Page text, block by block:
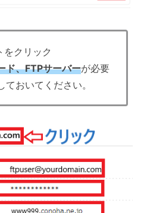
をクリック
ド、FTPサーバーが必要
おいてください。